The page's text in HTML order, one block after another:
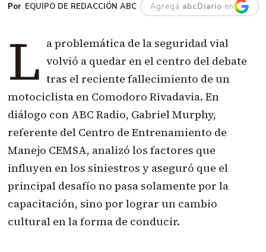
EQUIPO DE REDACCIÓN ABC Agregá abcDiario en
L a problemática de la seguridad vial
volvió a quedar en el centro del debate
tras el reciente fallecimiento de un
motociclista en Comodoro Rivadavia. En
diálogo con ABC Radio, Gabriel Murphy,
referente del Centro de Entrenamiento de
Manejo CEMSA, analizó los factores que
influyen en los siniestros y aseguró que el
principal desafío no pasa solamente por la
capacitación, sino por lograr un cambio
cultural en la forma de conducir.